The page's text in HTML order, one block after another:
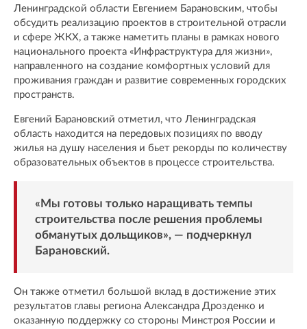
Ленинградской области Евгением Барановским, чтобы
обсудить реализацию проектов в строительной отрасли
и сфере ЖКХ, а также наметить планы в рамках нового
национального проекта «Инфраструктура для жизни»,
направленного на создание комфортных условий для
проживания граждан и развитие современных городских
пространств.
Евгений Барановский отметил, что Ленинградская
область находится на передовых позициях по вводу
жилья на душу населения и бьет рекорды по количеству
образовательных объектов в процессе строительства.
«Мы готовы только наращивать темпы
строительства после решения проблемы
обманутых дольщиков», — подчеркнул
Барановский.
Он также отметил большой вклад в достижение этих
результатов главы региона Александра Дрозденко и
оказанную поддержку со стороны Минстроя России и